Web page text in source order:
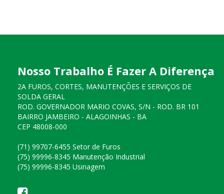
Nosso Trabalho É Fazer A Diferença
2A FUROS, CORTES, MANUTENÇÕES E SERVIÇOS DE
SOLDA GERAL
ROD. GOVERNADOR MARIO COVAS, S/N - ROD. BR 101
BAIRRO JAMBEIRO - ALAGOINHAS - BA
CEP 48008-000
(71) 99707-6455 Setor de Furos
(75) 99996-8345 Manutenção Industrial
(75) 99996-8345 Usinagem